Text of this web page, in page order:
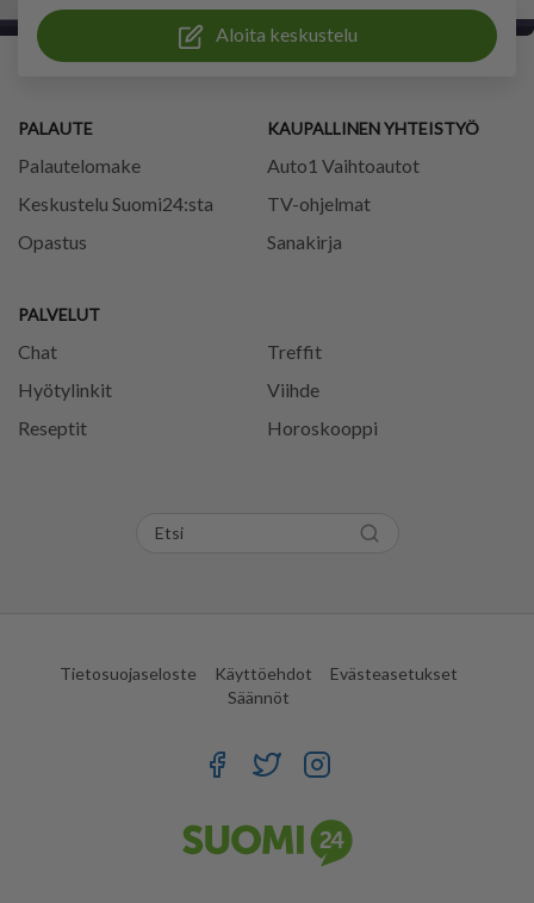
Aloita keskustelu
PALAUTE
Palautelomake
Keskustelu Suomi24:sta
Opastus
PALVELUT
Chat
Treffit
Hyötylinkit
Viihde
Reseptit
Horoskooppi
KAUPALLINEN YHTEISTYÖ
Auto1 Vaihtoautot
TV-ohjelmat
Sanakirja
Tietosuojaseloste Käyttöehdot
Evästeasetukset
Säännöt